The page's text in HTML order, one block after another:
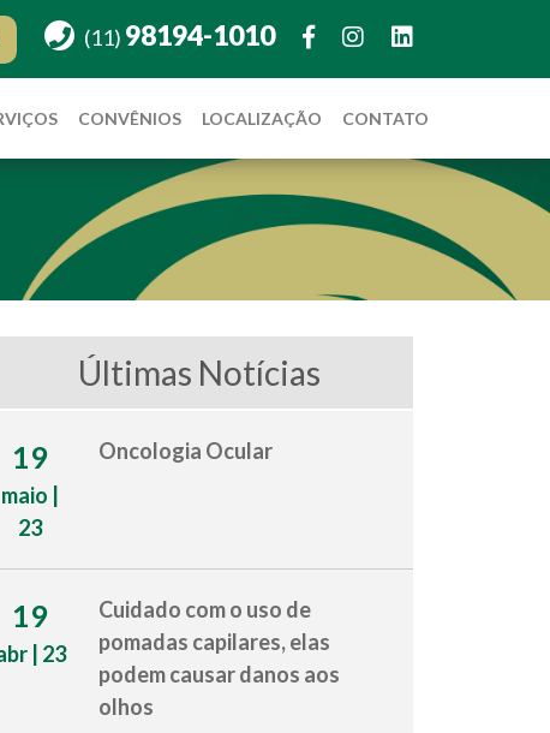
(11) 98194-1010
CONVÊNIOS LOCALIZAÇÃO CONTATO
Últimas Notícias
19
maio |
23
Oncologia Ocular
19
| 23
Cuidado com o uso de
pomadas capilares, elas
podem causar danos aos
olhos